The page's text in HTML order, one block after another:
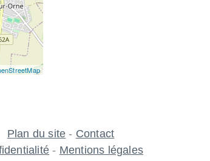
Plan du site - Contact
- Mentions légales